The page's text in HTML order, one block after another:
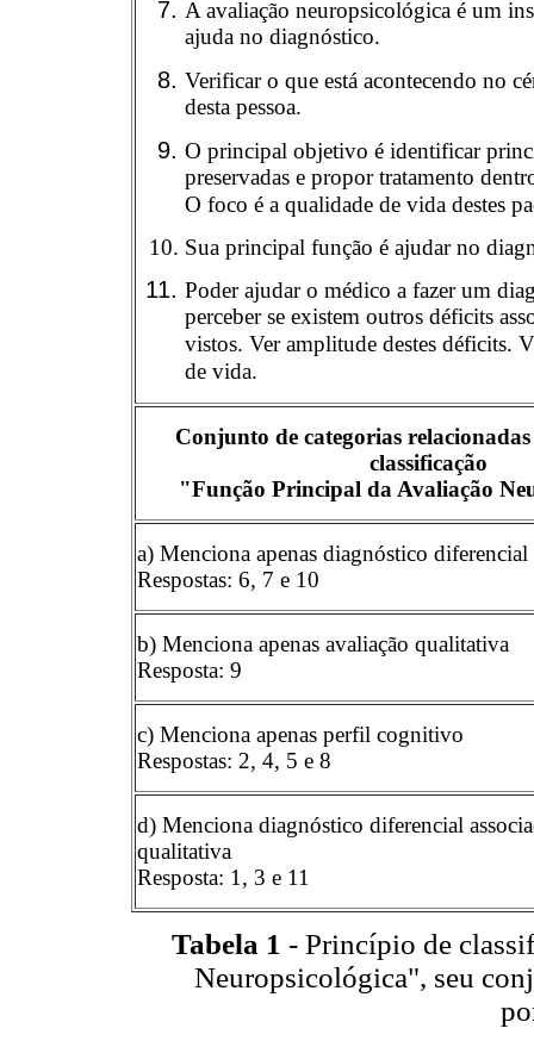
A avaliação neuropsicológica é um
ajuda no diagnóstico.
Verificar o que está acontecendo no
desta pessoa.
O principal objetivo é identificar
preservadas e propor tratamento
O foco é a qualidade de vida destes
Sua principal função é ajudar no
Poder ajudar o médico a fazer um
perceber se existem outros déficits
vistos. Ver amplitude destes déficits.
de vida.
Conjunto de categorias
classificação
"Função Principal da Avaliação
a) Menciona apenas diagnóstico diferencial
Respostas: 6, 7 e 10
b) Menciona apenas avaliação qualitativa
Resposta: 9
c) Menciona apenas perfil cognitivo
Respostas: 2, 4, 5 e 8
d) Menciona diagnóstico diferencial
qualitativa
Resposta: 1, 3 e 11
Tabela 1 - Princípio de
Neuropsicológica", seu